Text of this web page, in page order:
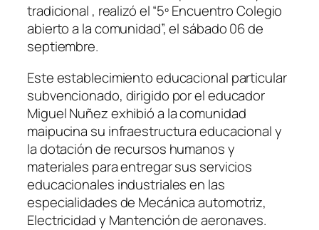
tradicional , realizó el “5º Encuentro Colegio
abierto a la comunidad”, el sábado 06 de
septiembre.
Este establecimiento educacional particular
subvencionado, dirigido por el educador
Miguel Nuñez exhibió a la comunidad
maipucina su infraestructura educacional y
la dotación de recursos humanos y
materiales para entregar sus servicios
educacionales industriales en las
especialidades de Mecánica automotriz,
Electricidad y Mantención de aeronaves.